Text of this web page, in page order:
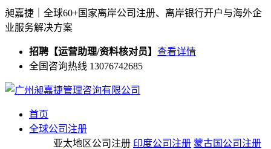
昶嘉捷｜全球60+国家离岸公司注册、离岸银行开户与海外企
业服务解决方案
招聘【运营助理/资料核对员】 查看详情
全国咨询热线 13076742685
首页
全球公司注册
亚太地区公司注册 印度公司注册 蒙古国公司注册